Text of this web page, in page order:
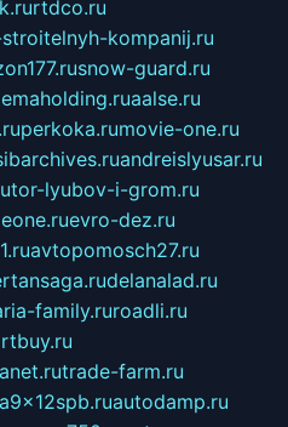
rtdco.ru
kompanij.ru
snow-guard.ru
aalse.ru
perkoka.rumovie-one.ru
andreislyusar.ru
tor-lyubov-i-grom.ru
evro-dez.ru
avtopomosch27.ru
delanalad.ru
family.ruroadli.ru
trade-farm.ru
autodamp.ru